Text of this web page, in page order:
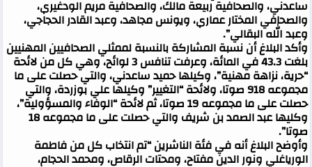
ساعدني، والصحافية ربيعة مالك، والصحافية مريم الودغيري،
والصحافي المختار عماري، ويونس مجاهد، وعبد القادر الحجاجي،
وعبد الله البقالي”.
وأكد البلاغ أن نسبة المشاركة بالنسبة لممثلي الصحافيين المهنيين
بلغت 43.3 في المائة، وعرفت تنافس 3 لوائح، وهي كل من لائحة
“حرية، نزاهة مهنية”، وكيلها حميد ساعدني، والتي حصلت على ما
مجموعه 918 صوتا، ولائحة “التغيير” وكيلها علي بوزردة، والتي
حصلت على ما مجموعه 19 صوتا، ثم لائحة “الوفاء والمسؤولية”،
وكليها عبد الصمد بن شريف والتي حصلت على ما مجموعه 18
صوتا”.
وأوضح البلاغ أنه في فئة الناشرين “تم انتخاب كل من فاطمة
الورياغلي ونور الدين مفتاح، ومحتات الرقاص، ومحمد الحجام،